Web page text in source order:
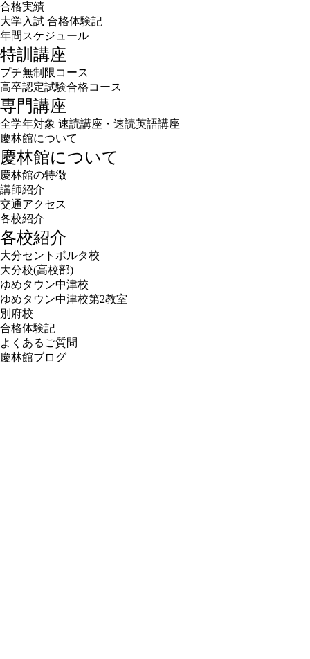
合格実績
大学入試 合格体験記
年間スケジュール
特訓講座
プチ無制限コース
高卒認定試験合格コース
専門講座
全学年対象 速読講座・速読英語講座
慶林館について
慶林館について
慶林館の特徴
講師紹介
交通アクセス
各校紹介
各校紹介
大分セントポルタ校
大分校(高校部)
ゆめタウン中津校
ゆめタウン中津校第2教室
別府校
合格体験記
よくあるご質問
慶林館ブログ